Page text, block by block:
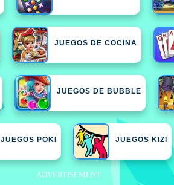
JUEGOS DE COCINA
JUEGOS DE BUBBLE
JUEGOS POKI JUEGOS KIZI
ADVERTISEMENT